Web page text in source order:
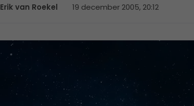
Erik van Roekel 19 december 2005, 20:12